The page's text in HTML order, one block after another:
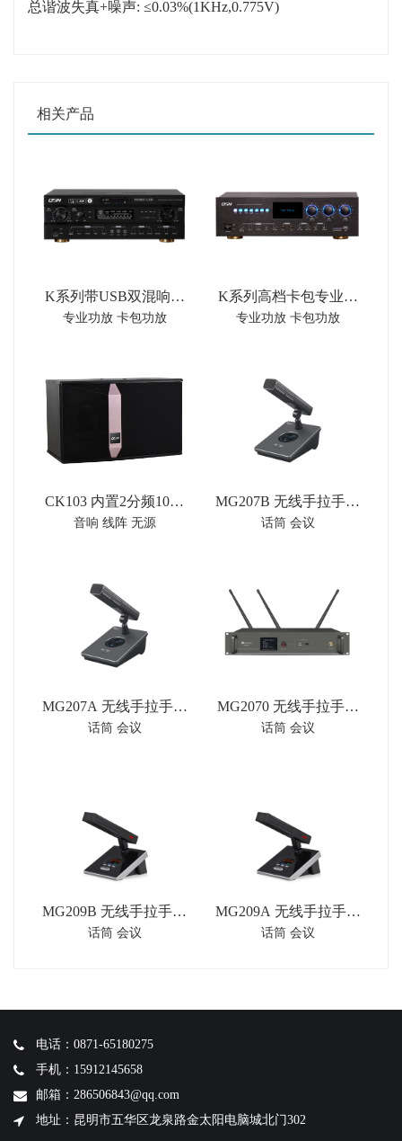
总谐波失真+噪声: ≤0.03%(1KHz,0.775V)
相关产品
K系列带USB双混响卡
包专业音频功率放大器
专业功放 卡包功放
K系列高档卡包专业音
频功率放大器
专业功放 卡包功放
CK103 内置2分频10英
寸卡拉OK音箱扬声器
音响 线阵 无源
MG207B 无线手拉手会
议代表单元
话筒 会议
MG207A 无线手拉手会
议主席单元
话筒 会议
MG2070 无线手拉手主
机
话筒 会议
MG209B 无线手拉手代
表单元
话筒 会议
MG209A 无线手拉手主
席单元
话筒 会议
电话：0871-65180275
手机：15912145658
邮箱：286506843@qq.com
地址：昆明市五华区龙泉路金太阳电脑城北门302